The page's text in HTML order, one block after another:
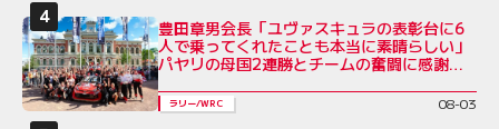
豊田章男会長「ユヴァスキュラの表彰台に6
人で乗ってくれたことも本当に素晴らしい」
パヤリの母国2連勝とチームの奮闘に感謝を
ラリー/WRC 08-03